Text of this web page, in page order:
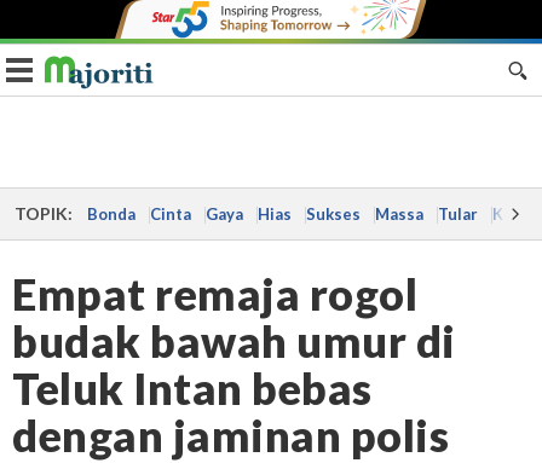
Toggle navigation
TOPIK: Bonda Cinta Gaya Hias Sukses Massa Tular Kes
Empat remaja rogol
budak bawah umur di
Teluk Intan bebas
dengan jaminan polis